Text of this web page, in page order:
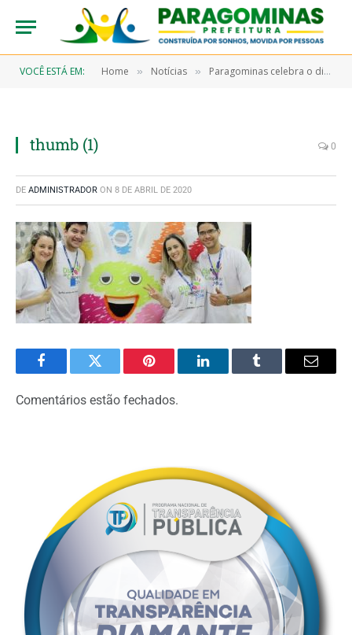
VOCÊ ESTÁ EM: Home » Notícias » Paragominas celebra o dia de Cooperar
thumb (1) 0
DE ADMINISTRADOR ON 8 DE ABRIL DE 2020
FacebookTwitter Pinterest LinkedInTumblr Email
Comentários estão fechados.